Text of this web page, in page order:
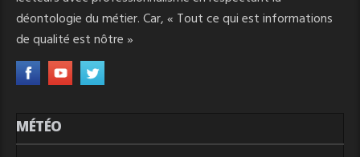
déontologie du métier. Car, « Tout ce qui est informations
de qualité est nôtre »
MÉTÉO